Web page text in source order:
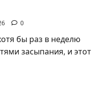
0
бы раз в неделю
засыпания, и этот